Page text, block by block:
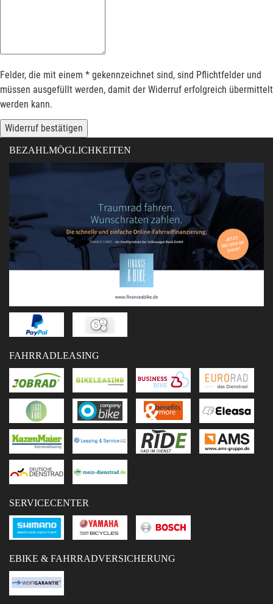
Felder, die mit einem * gekennzeichnet sind, sind Pflichtfelder und
müssen ausgefüllt werden, damit der Widerruf erfolgreich übermittelt
werden kann.
Widerruf bestätigen
BEZAHLMÖGLICHKEITEN
FAHRRADLEASING
SERVICECENTER
EBIKE & FAHRRADVERSICHERUNG